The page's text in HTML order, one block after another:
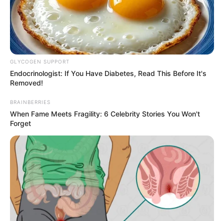
NT
Συντακτική Ομάδα
Δημοσίευση
09/10/2025, 20:30 · 8:30 ΜΜ
09/10/2025, 20:30 · 8:30 ΜΜ
Πολιτική
Κοινοποίησε άρθρο
GLYCOGEN SUPPORT
Endocrinologist: If You Have Diabetes, Read This Before It's
Removed!
BRAINBERRIES
When Fame Meets Fragility: 6 Celebrity Stories You Won't
Forget